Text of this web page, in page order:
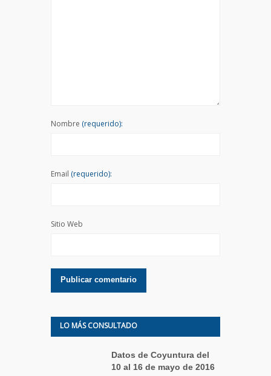
Nombre (requerido):
Email (requerido):
Sitio Web
LO MÁS CONSULTADO
Datos de Coyuntura del
10 al 16 de mayo de 2016